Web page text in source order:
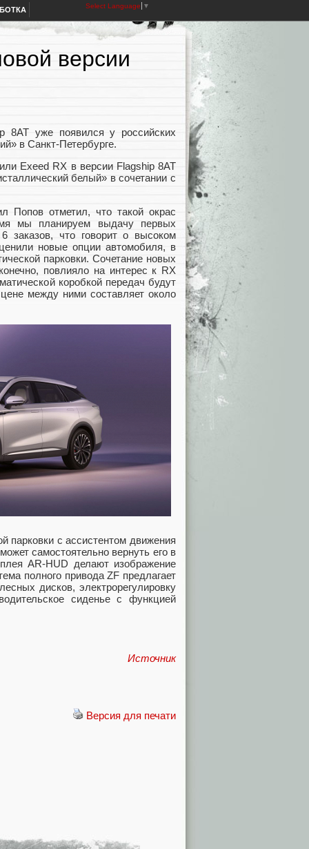
Select Language ▼
версии
8AT уже появился у российских
в Санкт-Петербурге.
Exeed RX в версии Flagship 8AT
белый» в сочетании с
Попов отметил, что такой окрас
мы планируем выдачу первых
заказов, что говорит о высоком
новые опции автомобиля, в
парковки. Сочетание новых
повлияло на интерес к RX
коробкой передач будут
между ними составляет около
парковки с ассистентом движения
самостоятельно вернуть его в
AR-HUD делают изображение
полного привода ZF предлагает
дисков, электрорегулировку
сиденье с функцией
Источник
Версия для печати